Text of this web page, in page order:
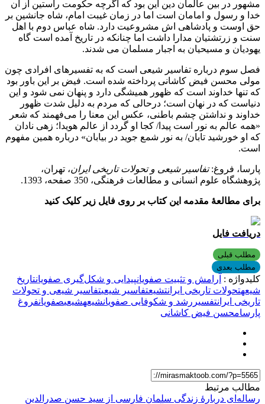
مشهور در بین عالمان دین این بود که اگرچه حکومت راستین از آن
خدا و رسول و امامان است اما در زمان غیبت امام، شاه جانشین بر
حق اوست و پادشاهی اش مشروعیت دارد. شاه عباس دوم با اهل
سنت و زرتشتیان مدارا داشت اما چنانکه در تاریخ آمده است گاه
یهودیان و مسیحیان به اجبار مسلمان می شدند.
فصل سوم درباره تفاسیر شیعی است که به تفسیرهای افرادی چون
مولی محسن فیض کاشانی پرداخته شده است. فیض بر این باور بود
که تنها خداوند است که ظهور همیشگی دارد و پنهان نمی شود و این
دنیاست که در نهان است؛ درحالی که مردم به دلیل شدت ظهور
خداوند و نداشتن چشم باطنی، عکس این معنا را می‌فهمند که شعر
«همه عالم به نور است پیدا/ کجا او گردد از عالم هویدا؛ زهی نادان
که او خورشید تابان/ به نور شمع جوید در بیابان» درباره همین مفهوم
است.
پارسا، فروغ:تفاسیر شیعی و تحولات تاریخی ایران، تهران،
پژوهشگاه علوم انسانی و مطالعات فرهنگی، 350 صفحه، 1393.
برای مطالعۀ مقدمه این کتاب بر روی فایل زیر کلیک کنید
دريافت فايل
مطلب قبلی
مطلب بعدی
کلیدواژه : آرامش و تثبیت صفویانپیدایی و شکل‌گیری صفویانتاریخ
شیعهتحولات تاریخی ایرانتشیعتفاسیر شیعیتفاسیر شیعی و تحولات
تاریخی ایرانتفسیر رشد و شکوفایی صفویانشیعهشیعیصفویانفروغ
پارسامحسن فیض کاشانی
مطالب مرتبط
رساله‌اى دربارهٔ زندگى سلمان فارسى از سید حسن صدرالدین